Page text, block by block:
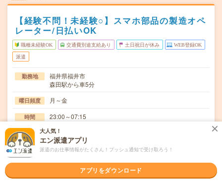
【経験不問！未経験○】スマホ部品の製造オペ
レーター/日払いOK
職種未経験OK 交通費別途支給あり 土日祝日が休み WEB登録OK
派遣
勤務地
福井県福井市
森田駅から車5分
曜日頻度 月～金
時間 23:00～07:15
期間 長期でお仕事できる方、大歓迎！
時給 時給1400～1750円
交通費
交通費規定内支給
大人気！
エン派遣アプリ
派遣のお仕事情報がたくさん！プッシュ通知で受け取ろう！
アプリをダウンロード